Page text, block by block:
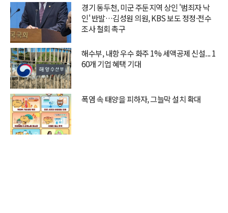
경기 동두천, 미군 주둔지역 상인 '범죄자 낙
인' 반발…김성원 의원, KBS 보도 정정·전수
조사 철회 촉구
해수부, 내항 우수 화주 1% 세액공제 신설... 1
60개 기업 혜택 기대
폭염 속 태양을 피하자, 그늘막 설치 확대